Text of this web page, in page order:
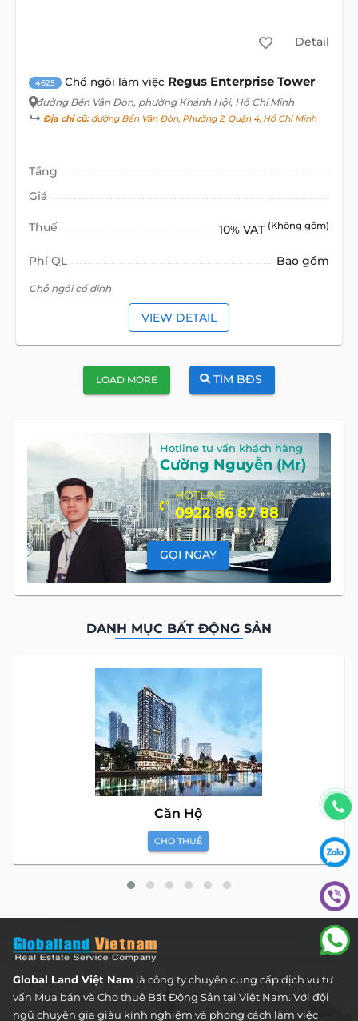
Detail
4625 Chổ ngồi làm việc Regus Enterprise Tower
đường Bến Vân Đòn, phường Khánh Hội, Hồ Chí Minh
Địa chỉ cũ:đường Bến Vân Đòn, Phường 2, Quận 4, Hồ Chí Minh
Tầng
Giá
Thuế 10% VAT (Không gồm)
Phí QL Bao gồm
Chỗ ngồi cố định
VIEW DETAIL
LOAD MORE TÌM BĐS
Hotline tư vấn khách hàng
Cường Nguyễn (Mr)
HOTLINE
0922 86 87 88
GỌI NGAY
DANH MỤC BẤT ĐỘNG SẢN
Căn Hộ
CHO THUÊ
Global Land Việt Nam là công ty chuyên cung cấp dịch vụ tư
vấn Mua bán và Cho thuê Bất Động Sản tại Việt Nam. Với đội
ngũ chuyên gia giàu kinh nghiệm và phong cách làm việc